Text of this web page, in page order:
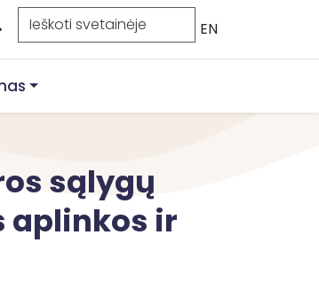
EN
sąlygų
aplinkos ir